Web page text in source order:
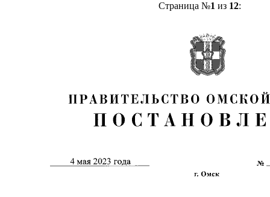
Страница №1 из 12: